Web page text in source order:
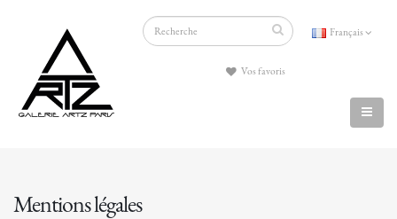
Français
Vos favoris
Mentions légales